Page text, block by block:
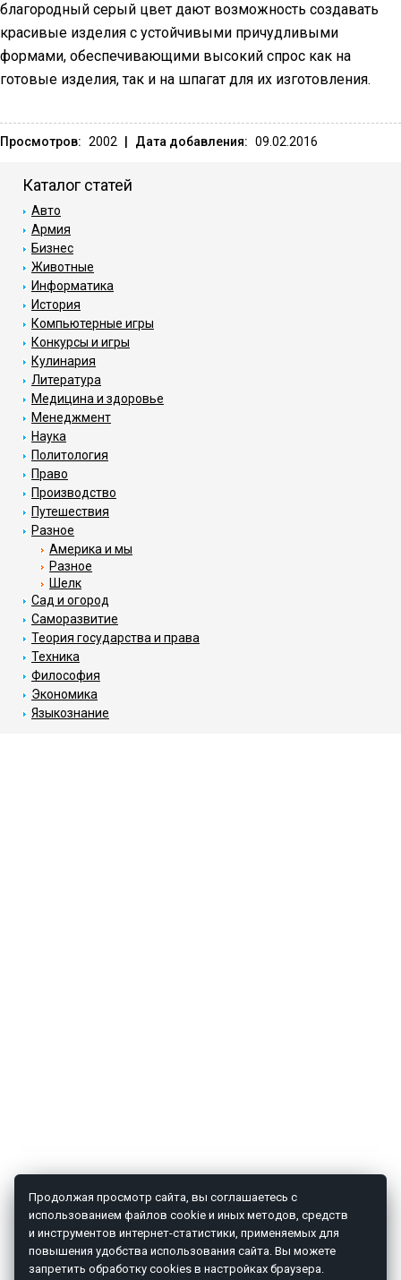
благородный серый цвет дают возможность создавать
красивые изделия с устойчивыми причудливыми
формами, обеспечивающими высокий спрос как на
готовые изделия, так и на шпагат для их изготовления.
Просмотров: 2002 Дата добавления: 09.02.2016
Каталог статей
Авто
Армия
Бизнес
Животные
Информатика
История
Компьютерные игры
Конкурсы и игры
Кулинария
Литература
Медицина и здоровье
Менеджмент
Наука
Политология
Право
Производство
Путешествия
Разное
Америка и мы
Разное
Шелк
Сад и огород
Саморазвитие
Теория государства и права
Техника
Философия
Экономика
Языкознание
Продолжая просмотр сайта, вы соглашаетесь с
использованием файлов cookie и иных методов, средств
и инструментов интернет-статистики, применяемых для
повышения удобства использования сайта. Вы можете
запретить обработку cookies в настройках браузера.